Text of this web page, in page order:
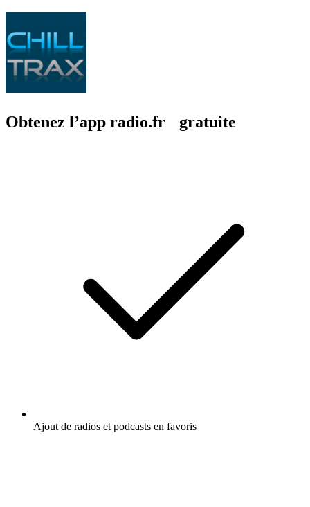
Obtenez l’app radio.fr gratuite
Ajout de radios et podcasts en favoris